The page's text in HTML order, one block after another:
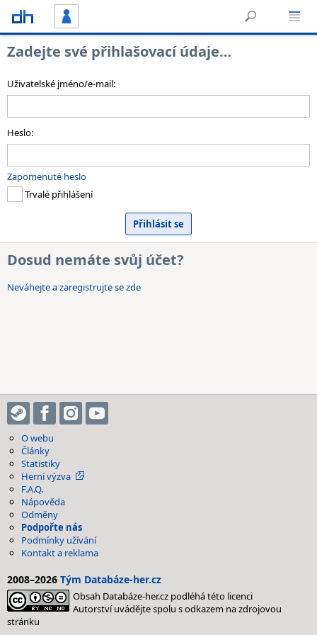
Zadejte své přihlašovací údaje…
Uživatelské jméno/e-mail:
Heslo:
Zapomenuté heslo
Trvalé přihlášení
Dosud nemáte svůj účet?
Neváhejte a zaregistrujte se zde
O webu
Články
Statistiky
Herní výzva
F.A.Q.
Nápověda
Odměny
Podpořte nás
Podmínky užívání
Kontakt a reklama
2008–2026 Tým Databáze-her.cz
Obsah Databáze-her.cz podléhá této licenci
Autorství uvádějte spolu s odkazem na zdrojovou
stránku